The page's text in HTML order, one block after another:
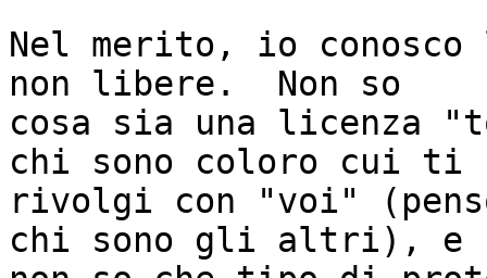
Nel merito, io
non libere.  Non so
cosa sia una licenza
chi sono coloro cui ti
rivolgi con "voi"
chi sono gli altri), e